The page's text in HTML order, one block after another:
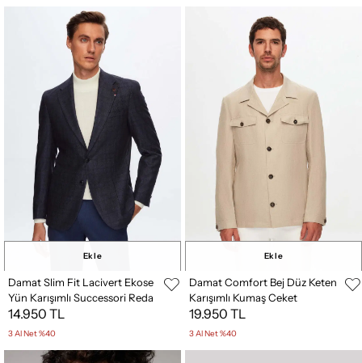
Ekle
Damat Slim Fit Lacivert Ekose
Yün Karışımlı Successori Reda
Kumaş Ceket
14.950 TL
3 Al Net %40
Ekle
Damat Comfort Bej Düz Keten
Karışımlı Kumaş Ceket
19.950 TL
3 Al Net %40